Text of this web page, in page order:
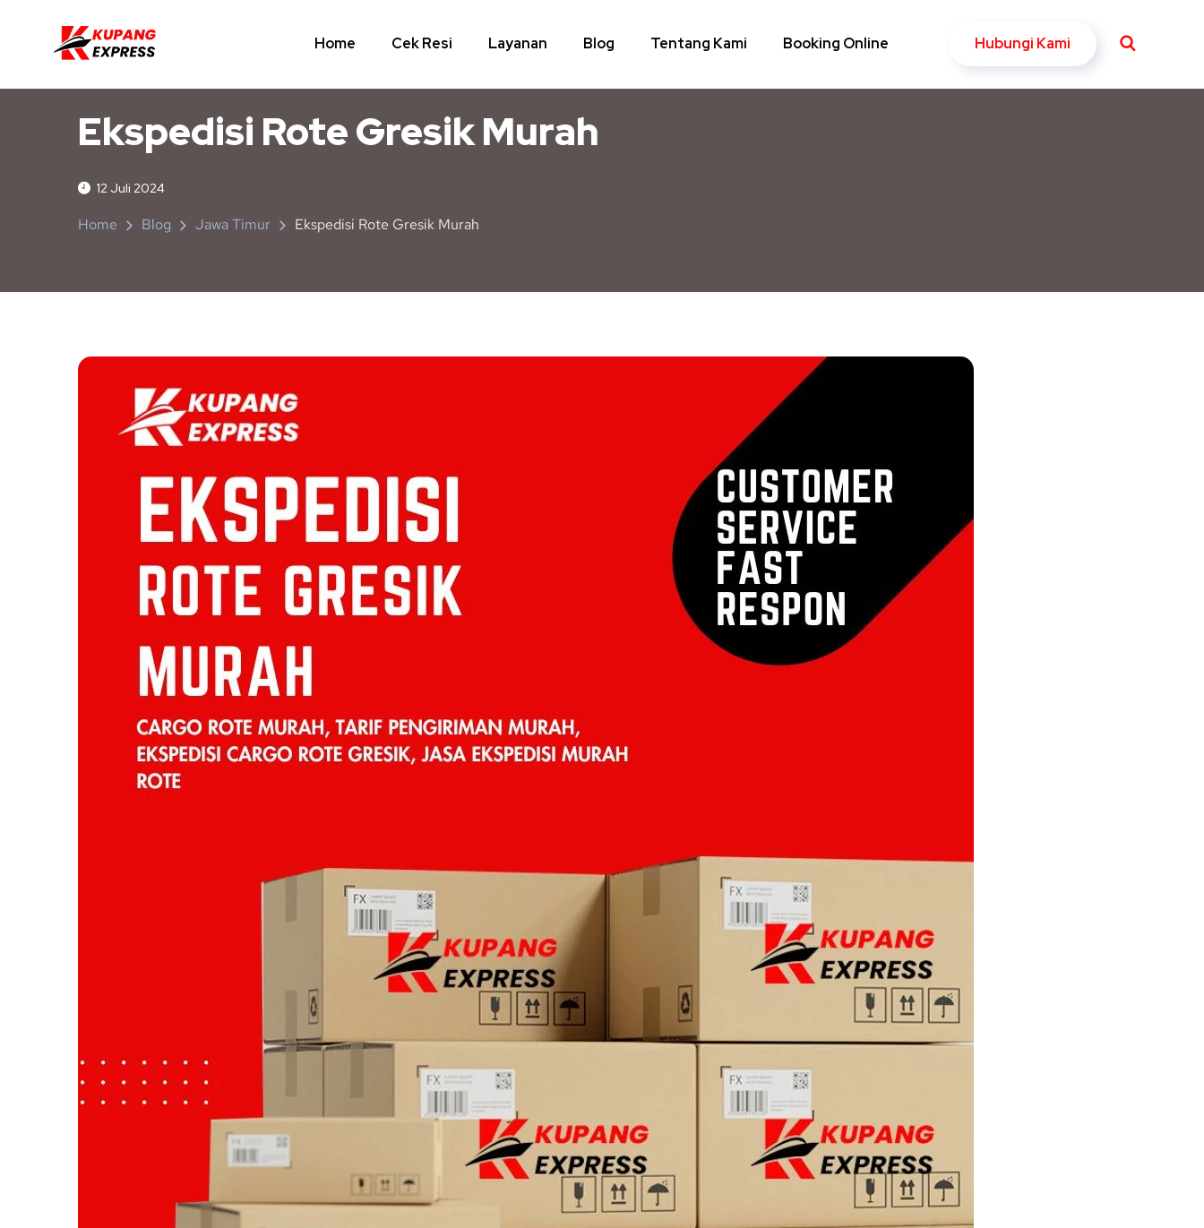
Home Cek Resi Layanan Blog Tentang Kami Booking Online Hubungi Kami
Ekspedisi Rote Gresik Murah
12 Juli 2024
Home Blog Jawa Timur Ekspedisi Rote Gresik Murah